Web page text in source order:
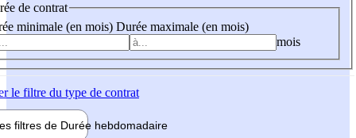
de contrat
minimale (en mois) Durée maximale (en mois)
mois
le filtre du type de contrat
filtres de Durée hebdomadaire